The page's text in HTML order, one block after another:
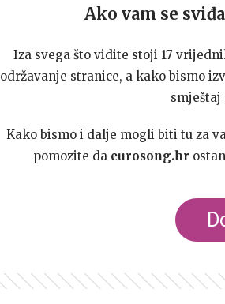
Ako vam se
Iza svega što vidite stoji 17
održavanje stranice, a kako bismo
smještaj
Kako bismo i dalje mogli biti tu za
pomozite da eurosong.hr